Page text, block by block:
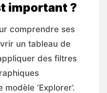
important ?
comprendre ses
un tableau de
des filtres
‘Explorer’.